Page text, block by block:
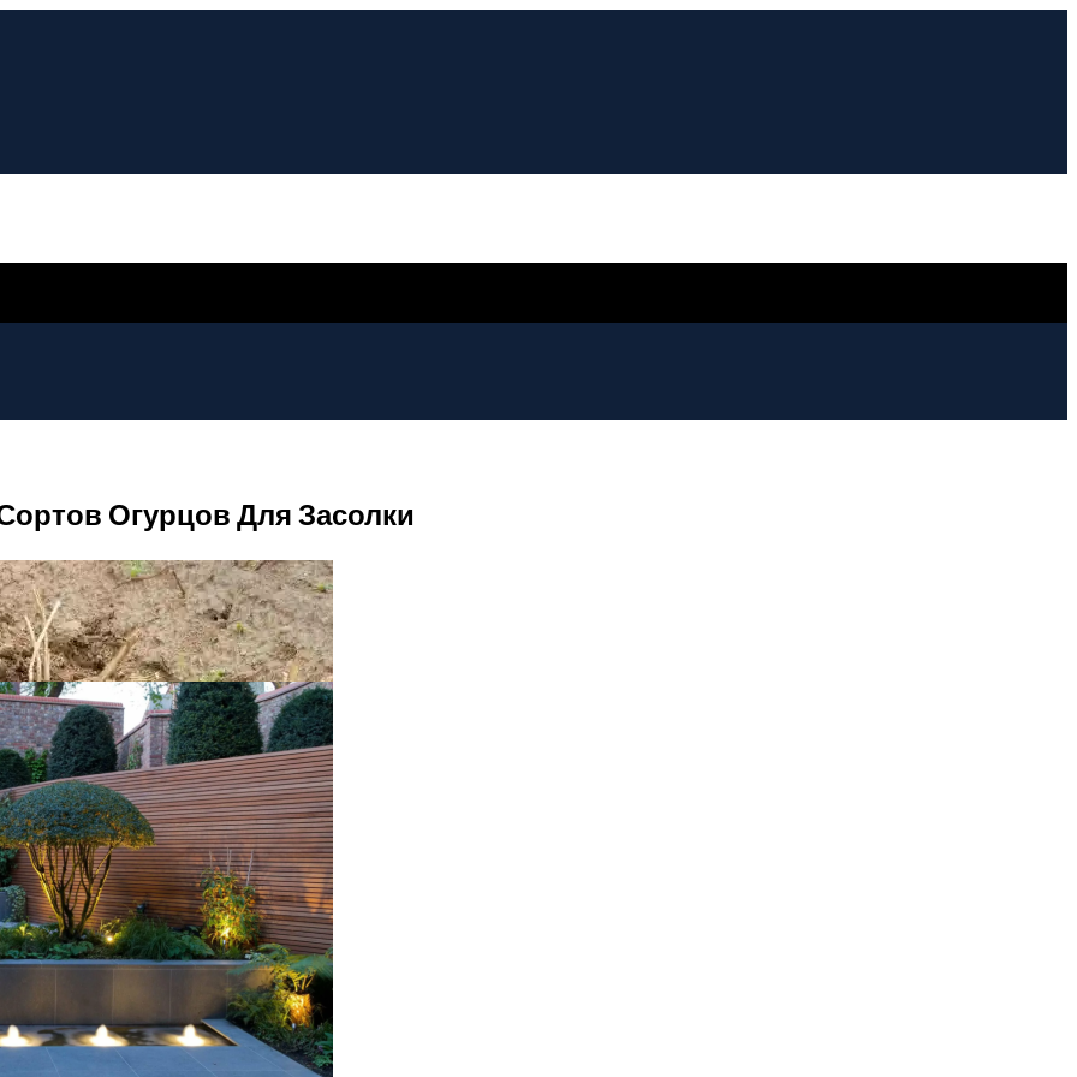
Огурцов Для Засолки